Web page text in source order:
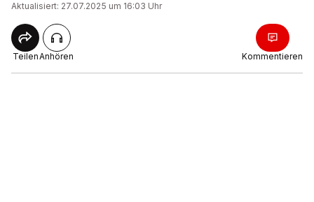
Aktualisiert: 27.07.2025 um 16:03 Uhr
TeilenAnhören Kommentieren